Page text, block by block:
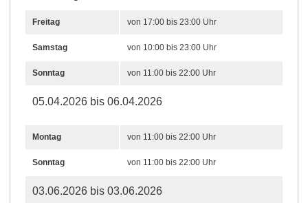
Freitag von 17:00 bis 23:00 Uhr
Samstag von 10:00 bis 23:00 Uhr
Sonntag von 11:00 bis 22:00 Uhr
05.04.2026 bis 06.04.2026
Montag von 11:00 bis 22:00 Uhr
Sonntag von 11:00 bis 22:00 Uhr
03.06.2026 bis 03.06.2026